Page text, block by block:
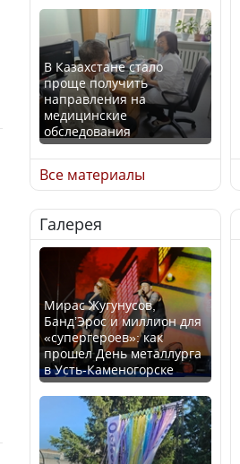
В Казахстане стало
проще получить
направления на
медицинские
обследования
Қазақстан Орталық Азия
елдері арасында әл-ауқат
индексінде көш бастады
Казахстан возглавил
рейтинг благополучия
среди стран Центральной
Азии
Все материалы
Галерея
Мирас Жугунусов,
Банд’Эрос и миллион для
«супергероев»: как
прошел День металлурга
в Усть-Каменогорске